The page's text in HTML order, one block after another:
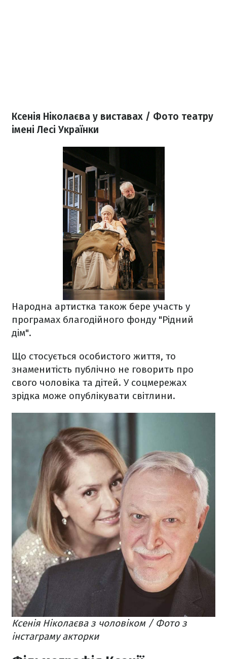
Ксенія Ніколаєва у виставах / Фото театру
імені Лесі Українки
Народна артистка також бере участь у
програмах благодійного фонду "Рідний
дім".
Що стосується особистого життя, то
знаменитість публічно не говорить про
свого чоловіка та дітей. У соцмережах
зрідка може опублікувати світлини.
Ксенія Ніколаєва з чоловіком / Фото з
інстаграму акторки